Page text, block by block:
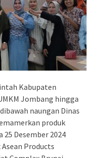
Kabupaten
Jombang hingga
naungan Dinas
produk
25 Desember 2024
Products